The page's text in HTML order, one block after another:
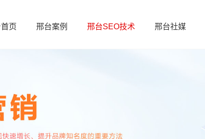
页 邢台案例 邢台SEO技术 邢台社媒